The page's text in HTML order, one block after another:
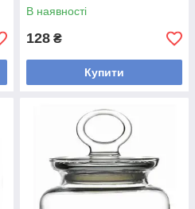
В наявності
128 ₴
Купити